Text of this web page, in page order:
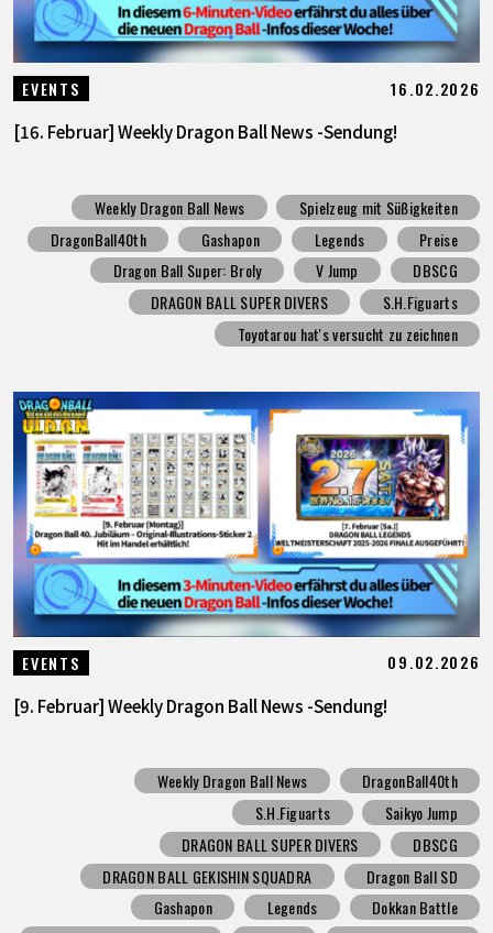
EVENTS 16.02.2026
[16. Februar] Weekly Dragon Ball News -Sendung!
Weekly Dragon Ball News
Spielzeug mit Süßigkeiten
DragonBall40th
Gashapon Legends
Preise
Dragon Ball Super: Broly
V Jump
DBSCG
DRAGON BALL SUPER DIVERS
S.H.Figuarts
Toyotarou hat's versucht zu zeichnen
EVENTS 09.02.2026
[9. Februar] Weekly Dragon Ball News -Sendung!
Weekly Dragon Ball News
DragonBall40th
S.H.Figuarts
Saikyo Jump
DRAGON BALL SUPER DIVERS
DBSCG
DRAGON BALL GEKISHIN SQUADRA
Dragon Ball SD
Gashapon
Legends
Dokkan Battle